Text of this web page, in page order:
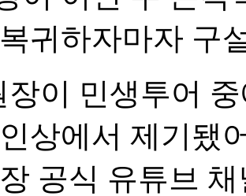
귀하자마자 구
장이 민생투어
상에서 제기됐
공식 유튜브